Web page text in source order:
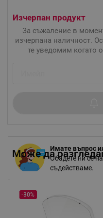
Имате въпрос
Обадете ни се
съдействаме.
Изчерпан продукт
За съжаление в
изчерпана наличност.
те уведомим когато
Може да
-30%